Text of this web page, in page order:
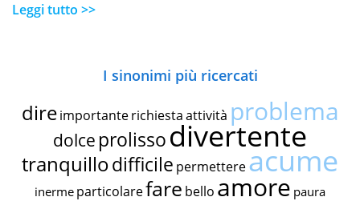
Leggi tutto >>
I sinonimi più ricercati
dire importante richiestaattività problema
dolce prolissodivertente
tranquillodifficile permettereacume
inerme particolarefare bello amore paura